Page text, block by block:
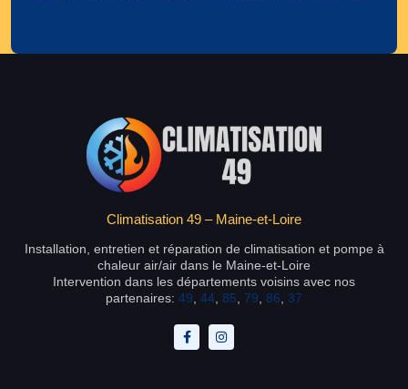
Climatisation 49 – Maine-et-Loire
Installation, entretien et réparation de climatisation et pompe à
chaleur air/air dans le Maine-et-Loire
Intervention dans les départements voisins avec nos
partenaires: 49 44 85 79 86 37